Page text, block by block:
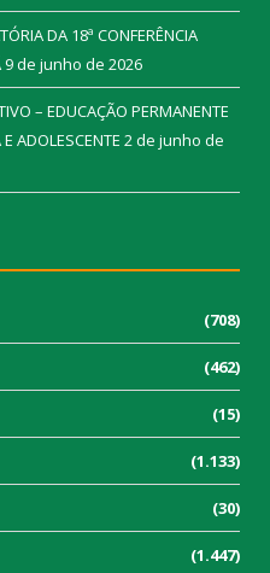
DA 18ª CONFERÊNCIA
9 de junho de 2026
– EDUCAÇÃO PERMANENTE
ADOLESCENTE 2 de junho de
(708)
(462)
(15)
(1.133)
(30)
(1.447)